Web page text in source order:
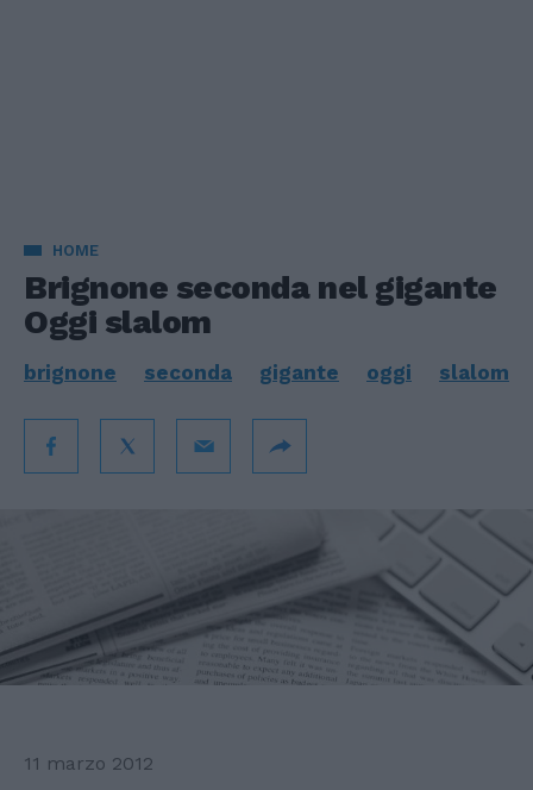
HOME
Brignone seconda nel gigante
Oggi slalom
brignone seconda gigante oggi slalom
11 marzo 2012